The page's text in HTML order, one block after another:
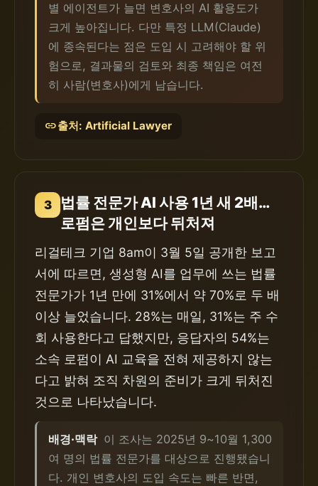
별 에이전트가 늘면 변호사의 AI 활용도가
크게 높아집니다. 다만 특정 LLM(Claude)
에 종속된다는 점은 도입 시 고려해야 할 위
험으로, 결과물의 검토와 최종 책임은 여전
히 사람(변호사)에게 남습니다.
link출처: Artificial Lawyer
3
법률 전문가 AI 사용 1년 새 2배…
로펌은 개인보다 뒤처져
리걸테크 기업 8am이 3월 5일 공개한 보고
서에 따르면, 생성형 AI를 업무에 쓰는 법률
전문가가 1년 만에 31%에서 약 70%로 두 배
이상 늘었습니다. 28%는 매일, 31%는 주 수
회 사용한다고 답했지만, 응답자의 54%는
소속 로펌이 AI 교육을 전혀 제공하지 않는
다고 밝혀 조직 차원의 준비가 크게 뒤처진
것으로 나타났습니다.
배경·맥락 이 조사는 2025년 9~10월 1,300
여 명의 법률 전문가를 대상으로 진행됐습니
다. 개인 변호사의 도입 속도는 빠른 반면,